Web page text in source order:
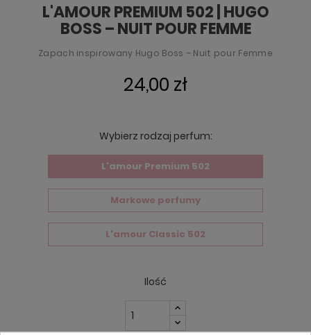
L'AMOUR PREMIUM 502 | HUGO
BOSS – NUIT POUR FEMME
Zapach inspirowany Hugo Boss – Nuit pour Femme
24,00 zł
Wybierz rodzaj perfum:
L'amour Premium 502
Markowe perfumy
L'amour Classic 502
Ilość